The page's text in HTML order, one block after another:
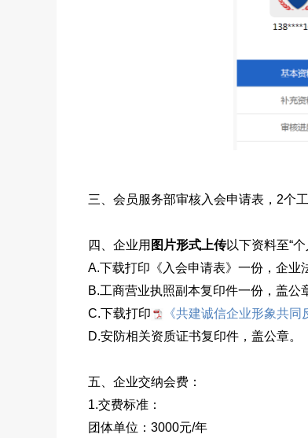
三、会员服务部审核入会申请表，2个
四、企业用 图片形式上传以下资料至“
A.下载打印《入会申请表》一份，企业
B.工商营业执照副本复印件一份，盖公
C.下载打印
《共建诚信企业形象共同
D.安防相关资质证书复印件，盖公章。
五、企业交纳会费：
1.交费标准：
团体单位：3000元/年